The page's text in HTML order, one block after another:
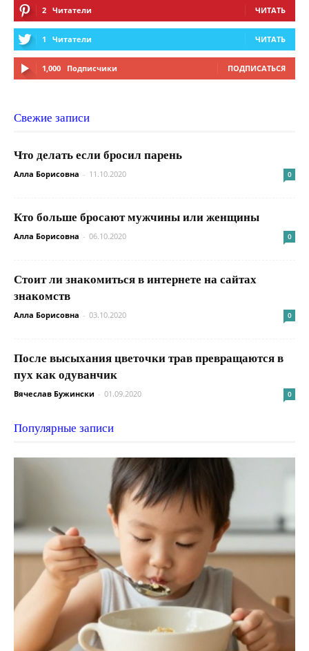
2 Читатели ЧИТАТЬ
1 Читатели ЧИТАТЬ
1,000 Подписчики ПОДПИСАТЬСЯ
Свежие записи
Что делать если бросил парень
Алла Борисовна - 11.10.2020 0
Кто больше бросают мужчины или женщины
Алла Борисовна - 06.10.2020 0
Стоит ли знакомиться в интернете на сайтах
знакомств
Алла Борисовна - 03.10.2020 0
После высыхания цветочки трав превращаются в
пух как одуванчик
Вячеслав Бужински - 01.09.2020 0
Популярные записи